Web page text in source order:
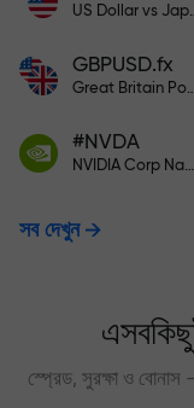
US
GBPUSD.fx
Great Britain
#NVDA
NVIDIA Corp Nasdaq Stock Exchange (Nasdaq) USD
সব দেখুন
স্প্রেড, সুরক্ষা ও বোনাস